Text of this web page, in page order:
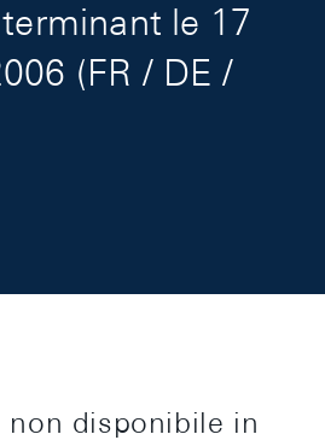
le 17
(FR / DE /
non disponibile in